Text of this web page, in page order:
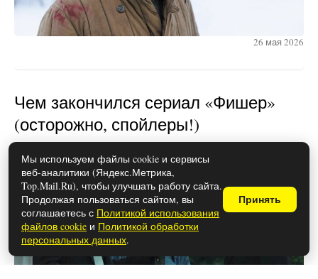
26 мая 2026
Чем закончился сериал «Фишер»
(осторожно, спойлеры!)
Мы используем файлы cookie и сервисы
веб-аналитики (Яндекс.Метрика,
Top.Mail.Ru), чтобы улучшать работу сайта.
Продолжая пользоваться сайтом, вы
соглашаетесь с Политикой использования
файлов cookie и Политикой обработки
персональных данных.
Принять